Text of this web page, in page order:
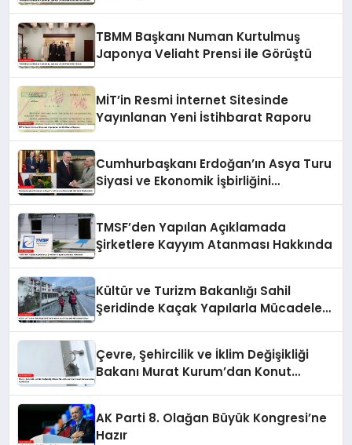
TBMM Başkanı Numan Kurtulmuş
Japonya Veliaht Prensi ile Görüştü
MİT’in Resmi İnternet Sitesinde
Yayınlanan Yeni İstihbarat Raporu
Cumhurbaşkanı Erdoğan’ın Asya Turu
Siyasi ve Ekonomik İşbirliğini
TMSF’den Yapılan Açıklamada
Şirketlere Kayyım Atanması Hakkında
Kültür ve Turizm Bakanlığı Sahil
Şeridinde Kaçak Yapılarla Mücadele
Çevre, Şehircilik ve İklim Değişikliği
Bakanı Murat Kurum’dan Konut
AK Parti 8. Olağan Büyük Kongresi’ne
Hazır